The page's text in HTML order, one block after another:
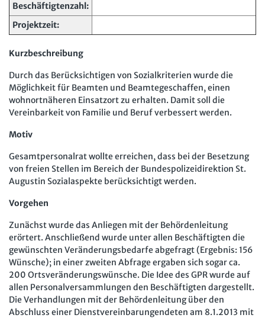
Arbeit in der SBV
MAV
Arbeitsrecht im Betrieb
Der Personalrat
Computer und Arbeit
Gute Arbeit
Betriebsrat und Mitbestimmung
Arbeitsschutz und Mitbestimmung
Schwerbehindertenrecht und Inklusion
Mitbestimmung
Arbeit und Recht
Soziales Recht
Digitales Arbeits- und Sozialrecht
Fachmodule
Betriebsratswissen online
Beschäftigtendatenschutz online
Personalratswissen online
Schwerbehindertenrecht online
Arbeitszeit online
KI-Praxis Arbeitsrecht online
JAV-Praxis online
Software
Bund SHOP
mein Bund-Online
Presse Interne Meldestelle Verträge kündigen
Hilfe
Datenschutz
AGB Impressum
Kontakt
Erklärung zur Barrierefreiheit
Widerruf
Widerrufsrecht
Verlag
Karriere Buchhandel
Beschäftigtenzahl:
Projektzeit:
Kurzbeschreibung
Durch das Berücksichtigen von Sozialkriterien wurde die
Möglichkeit für Beamten und Beamtegeschaffen, einen
wohnortnäheren Einsatzort zu erhalten. Damit soll die
Vereinbarkeit von Familie und Beruf verbessert werden.
Motiv
Gesamtpersonalrat wollte erreichen, dass bei der Besetzung
von freien Stellen im Bereich der Bundespolizeidirektion St.
Augustin Sozialaspekte berücksichtigt werden.
Vorgehen
Zunächst wurde das Anliegen mit der Behördenleitung
erörtert. Anschließend wurde unter allen Beschäftigten die
gewünschten Veränderungsbedarfe abgefragt (Ergebnis: 156
Wünsche); in einer zweiten Abfrage ergaben sich sogar ca.
200 Ortsveränderungswünsche. Die Idee des GPR wurde auf
allen Personalversammlungen den Beschäftigten dargestellt.
Die Verhandlungen mit der Behördenleitung über den
Abschluss einer Dienstvereinbarungendeten am 8.1.2013 mit